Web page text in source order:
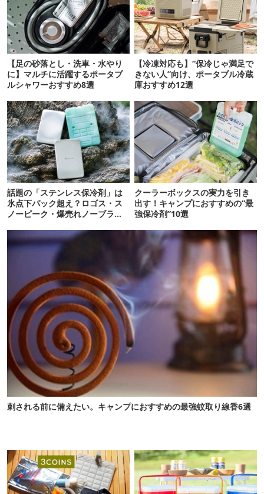
【足の砂落とし・洗車・水やり
に】マルチに活躍するポータブ
ルシャワーおすすめ8選
【冷凍対応も】“保冷じゃ満足で
きない人”向け、ポータブル冷蔵
庫おすすめ12選
話題の「ステンレス保冷剤」は
氷点下パック超え？ロゴス・ス
ノーピーク・爆売れノーブラン
クーラーボックスの実力を引き
出す！キャンプにおすすめの“最
強保冷剤”10選
刺される前に備えたい。キャンプにおすすめの最強蚊取り線香6選